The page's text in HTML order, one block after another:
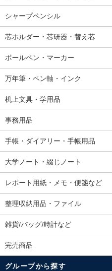
シャープペンシル
芯ホルダー・芯研器・替え芯
ボールペン・マーカー
万年筆・ペン軸・インク
机上文具・学用品
事務用品
手帳・ダイアリー・手帳用品
大学ノート・綴じノート
レポート用紙・メモ・便箋など
整理収納用品・ファイル
雑貨/バッグ/時計など
完売商品
グループから探す